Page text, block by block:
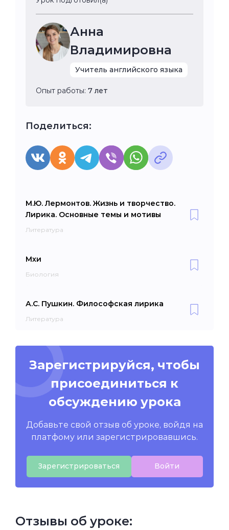
Анна
Владимировна
Учитель английского языка
Опыт работы: 7 лет
Поделиться:
М.Ю. Лермонтов. Жизнь и творчество.
Лирика. Основные темы и мотивы
Литература
Мхи
Биология
А.С. Пушкин. Философская лирика
Литература
Зарегистрируйся, чтобы
присоединиться к
обсуждению урока
Добавьте свой отзыв об уроке, войдя на
платфому или зарегистрировавшись.
Зарегистрироваться Войти
Отзывы об уроке: